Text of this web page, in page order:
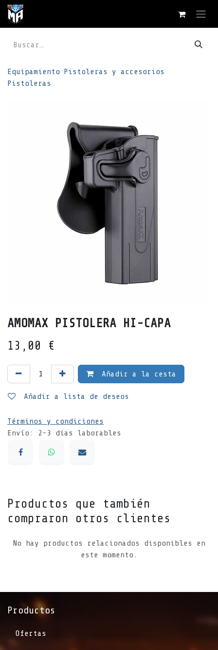
Ir al contenido
Equipamiento Pistoleras y accesorios
Pistoleras
AMOMAX PISTOLERA HI-CAPA
13,00
€
Añadir a la cesta
Añadir a lista de deseos
Términos y condiciones
Envío: 2-3 días laborables
Productos que también
compraron otros clientes
No hay productos relacionados disponibles en
este momento.
Productos
Ofertas